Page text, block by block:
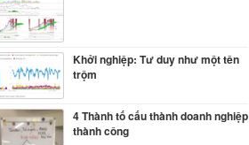
Khởi nghiệp: Tư duy như một tên
trộm
4 Thành tố cấu thành doanh nghiệp
thành công